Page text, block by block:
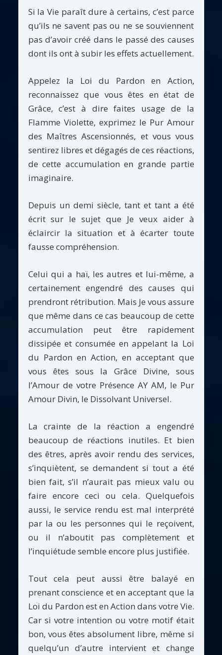
Si la Vie paraît dure à certains, c’est parce
qu’ils ne savent pas ou ne se souviennent
pas d’avoir créé dans le passé des causes
dont ils ont à subir les effets actuellement.
Appelez la Loi du Pardon en Action,
reconnaissez que vous êtes en état de
Grâce, c’est à dire faites usage de la
Flamme Violette, exprimez le Pur Amour
des Maîtres Ascensionnés, et vous vous
sentirez libres et dégagés de ces réactions,
de cette accumulation en grande partie
imaginaire.
Depuis un demi siècle, tant et tant a été
écrit sur le sujet que Je veux aider à
éclaircir la situation et à écarter toute
fausse compréhension.
Celui qui a haï, les autres et lui-même, a
certainement engendré des causes qui
prendront rétribution. Mais Je vous assure
que même dans ce cas beaucoup de cette
accumulation peut être rapidement
dissipée et consumée en appelant la Loi
du Pardon en Action, en acceptant que
vous êtes sous la Grâce Divine, sous
l’Amour de votre Présence AY AM, le Pur
Amour Divin, le Dissolvant Universel.
La crainte de la réaction a engendré
beaucoup de réactions inutiles. Et bien
des êtres, après avoir rendu des services,
s’inquiètent, se demandent si tout a été
bien fait, s’il n’aurait pas mieux valu ou
faire encore ceci ou cela. Quelquefois
aussi, le service rendu est mal interprété
par la ou les personnes qui le reçoivent,
ou il n’aboutit pas complètement et
l’inquiétude semble encore plus justifiée.
Tout cela peut aussi être balayé en
prenant conscience et en acceptant que la
Loi du Pardon est en Action dans votre Vie.
Car si votre intention ou votre motif était
bon, vous êtes absolument libre, même si
quelqu’un d’autre intervient et change